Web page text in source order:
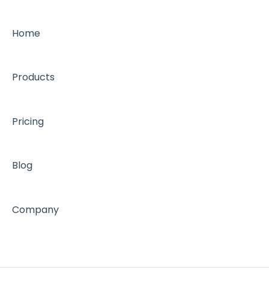
Home
Products
Pricing
Blog
Company